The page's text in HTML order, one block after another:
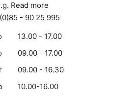
Read more
- 90 25 995
13.00 - 17.00
09.00 - 17.00
09.00 - 16.30
10.00-16.00